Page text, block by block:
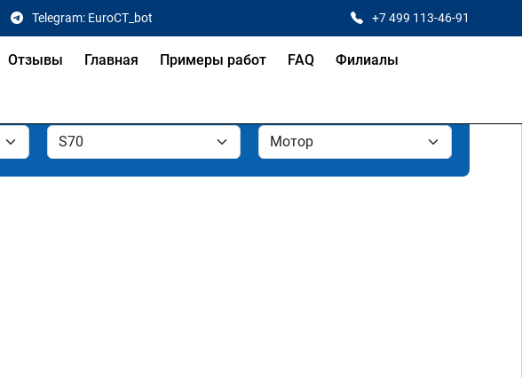
Telegram: EuroCT_bot +7 499 113-46-91
Отзывы Главная Примеры работ FAQ Филиалы